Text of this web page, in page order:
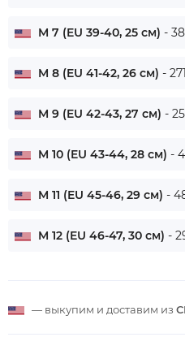
M 7 (EU 39-40, 25 см) -
M 8 (EU 41-42, 26 см) -
M 9 (EU 42-43, 27 см) -
M 10 (EU 43-44, 28 см) -
M 11 (EU 45-46, 29 см) -
M 12 (EU 46-47, 30 см) -
— выкупим и доставим из